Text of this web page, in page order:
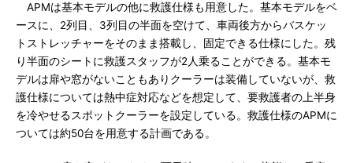
APMは基本モデルの他に救護仕様も用意した。基本モデルをベ
ースに、2列目、3列目の半面を空けて、車両後方からバスケッ
トストレッチャーをそのまま搭載し、固定できる仕様にした。残
り半面のシートに救護スタッフが2人乗ることができる。基本モ
デルは扉や窓がないこともありクーラーは装備していないが、救
護仕様については熱中症対応などを想定して、要救護者の上半身
を冷やせるスポットクーラーを設定している。救護仕様のAPMに
ついては約50台を用意する計画である。